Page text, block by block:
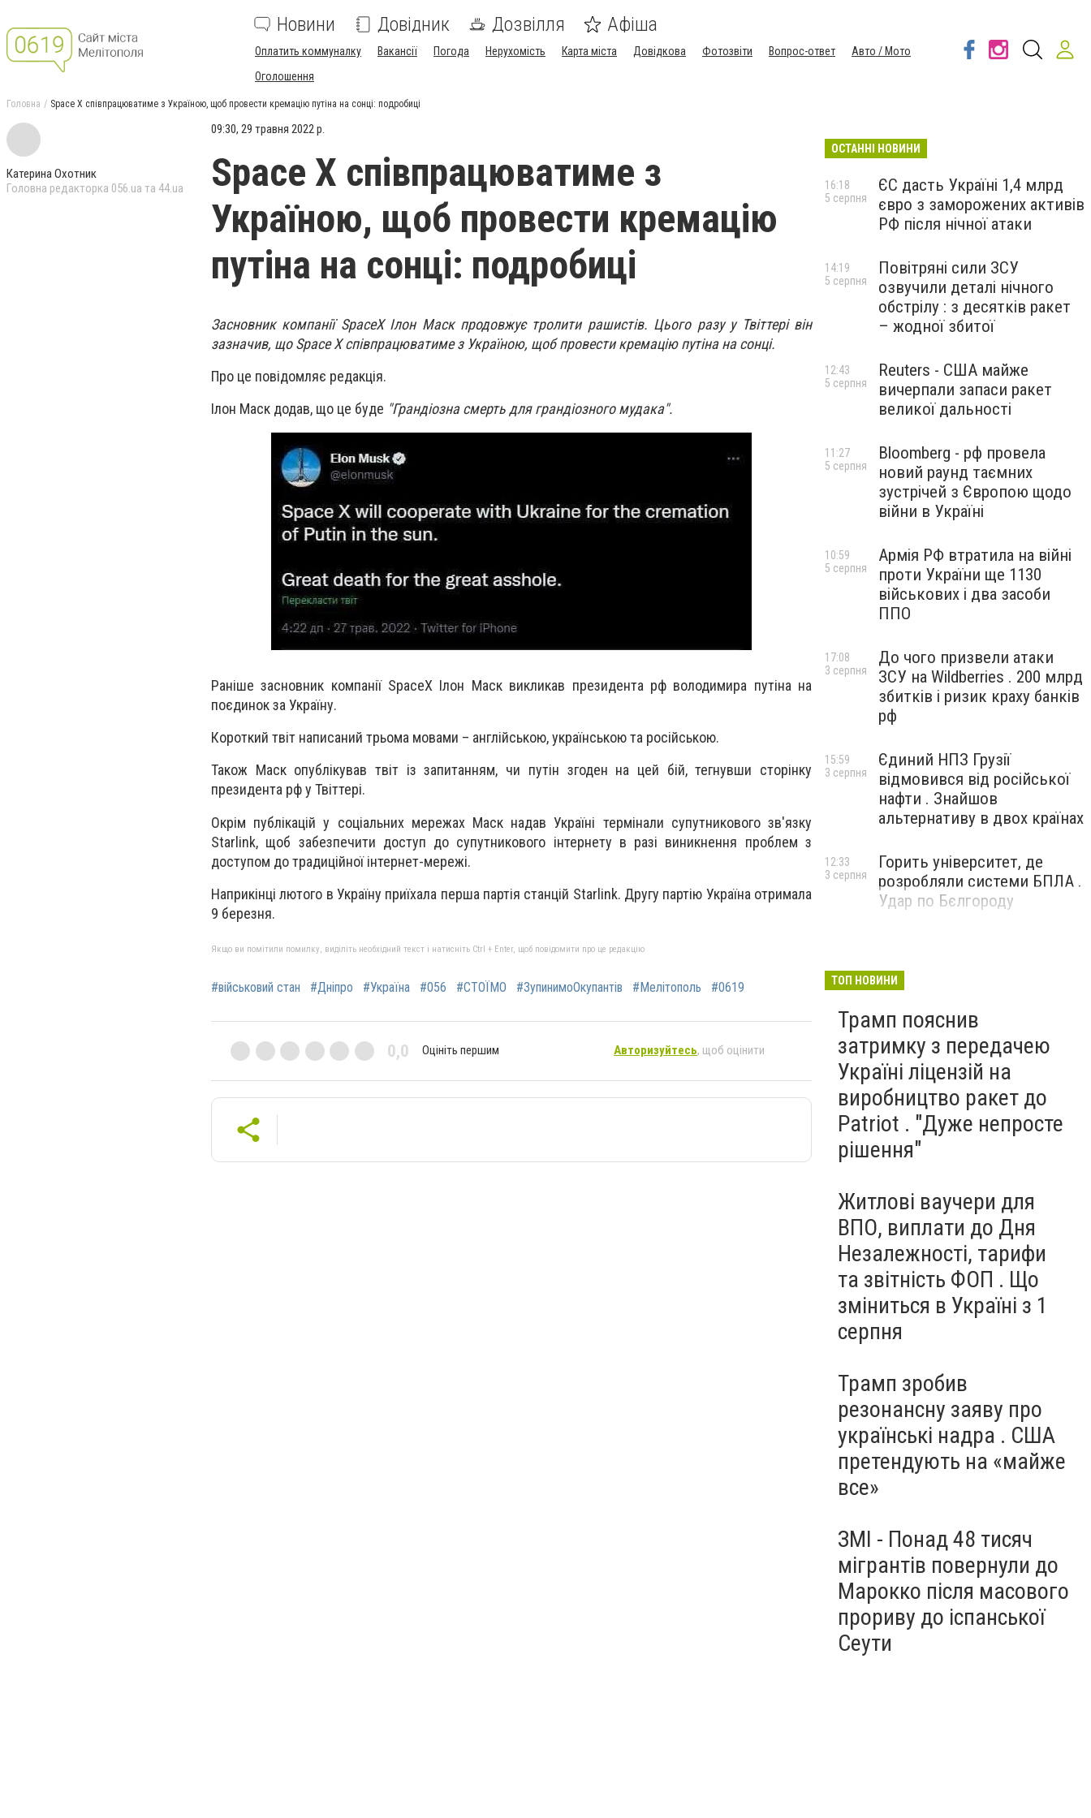
Новини Довідник Дозвілля Афіша
Оплатить коммуналку Вакансії Погода Нерухомість Карта міста Довідкова Фотозвіти Вопрос-ответ
Авто / Мото
Оголошення
Головна Space X співпрацюватиме з Україною, щоб провести кремацію путіна на сонці: подробиці
Катерина Охотник
Головна редакторка 056.ua та 44.ua
09:30, 29 травня 2022 р.
Space X співпрацюватиме з
Україною, щоб провести кремацію
путіна на сонці: подробиці
Засновник компанії SpaceX Ілон Маск продовжує тролити рашистів. Цього разу у Твіттері він
зазначив, що Space X співпрацюватиме з Україною, щоб провести кремацію путіна на сонці.
Про це повідомляє редакція.
Ілон Маск додав, що це буде "Грандіозна смерть для грандіозного мудака".
Раніше засновник компанії SpaceX Ілон Маск викликав президента рф володимира путіна на
поєдинок за Україну.
Короткий твіт написаний трьома мовами – англійською, українською та російською.
Також Маск опублікував твіт із запитанням, чи путін згоден на цей бій, тегнувши сторінку
президента рф у Твіттері.
Окрім публікацій у соціальних мережах Маск надав Україні термінали супутникового зв'язку
Starlink, щоб забезпечити доступ до супутникового інтернету в разі виникнення проблем з
доступом до традиційної інтернет-мережі.
Наприкінці лютого в Україну приїхала перша партія станцій Starlink. Другу партію Україна отримала
9 березня.
Якщо ви помітили помилку, виділіть необхідний текст і натисніть Ctrl + Enter, щоб повідомити про це редакцію
#військовий стан #Дніпро #Україна #056 #СТОЇМО #ЗупинимоОкупантів #Мелітополь #0619
0,0 Оцініть першим Авторизуйтесь, щоб оцінити
ОСТАННІ НОВИНИ
ЄС дасть Україні 1,4 млрд
євро з заморожених активів
РФ після нічної атаки
16:18
5 серпня
Повітряні сили ЗСУ
озвучили деталі нічного
обстрілу : з десятків ракет
– жодної збитої
14:19
5 серпня
Reuters - США майже
вичерпали запаси ракет
великої дальності
12:43
5 серпня
Bloomberg - рф провела
новий раунд таємних
зустрічей з Європою щодо
війни в Україні
11:27
5 серпня
Армія РФ втратила на війні
проти України ще 1130
військових і два засоби
ППО
10:59
5 серпня
До чого призвели атаки
ЗСУ на Wildberries . 200 млрд
збитків і ризик краху банків
рф
17:08
3 серпня
Єдиний НПЗ Грузії
відмовився від російської
нафти . Знайшов
альтернативу в двох країнах
15:59
3 серпня
Горить університет, де
розробляли системи БПЛА .
Удар по Бєлгороду
12:33
3 серпня
ТОП НОВИНИ
Трамп пояснив
затримку з передачею
Україні ліцензій на
виробництво ракет до
Patriot . "Дуже непросте
рішення"
Житлові ваучери для
ВПО, виплати до Дня
Незалежності, тарифи
та звітність ФОП . Що
зміниться в Україні з 1
серпня
Трамп зробив
резонансну заяву про
українські надра . США
претендують на «майже
все»
ЗМІ - Понад 48 тисяч
мігрантів повернули до
Марокко після масового
прориву до іспанської
Сеути